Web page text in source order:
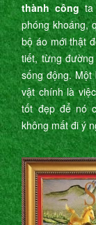
thành côngta
phóng khoáng,
bộ áo mới thật
tiết, từng
sống động.
vật chính là
tốt đẹp để nó
không mất đi ý